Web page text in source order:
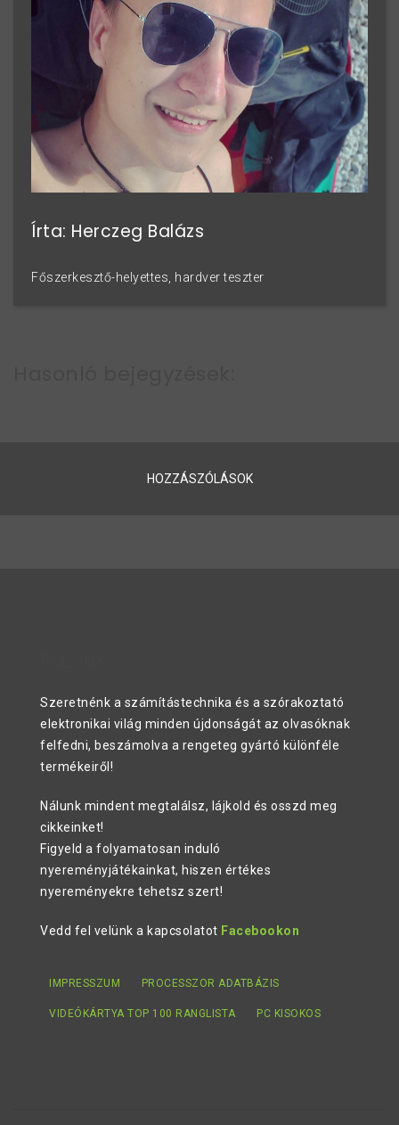
Írta: Herczeg Balázs
Főszerkesztő-helyettes, hardver teszter
HOZZÁSZÓLÁSOK
Szeretnénk a számítástechnika és a szórakoztató
elektronikai világ minden újdonságát az olvasóknak
felfedni, beszámolva a rengeteg gyártó különféle
termékeiről!
Nálunk mindent megtalálsz, lájkold és osszd meg
cikkeinket!
Figyeld a folyamatosan induló
nyereményjátékainkat, hiszen értékes
nyereményekre tehetsz szert!
Vedd fel velünk a kapcsolatot Facebookon
IMPRESSZUM PROCESSZOR ADATBÁZIS
VIDEÓKÁRTYA TOP 100 RANGLISTA PC KISOKOS